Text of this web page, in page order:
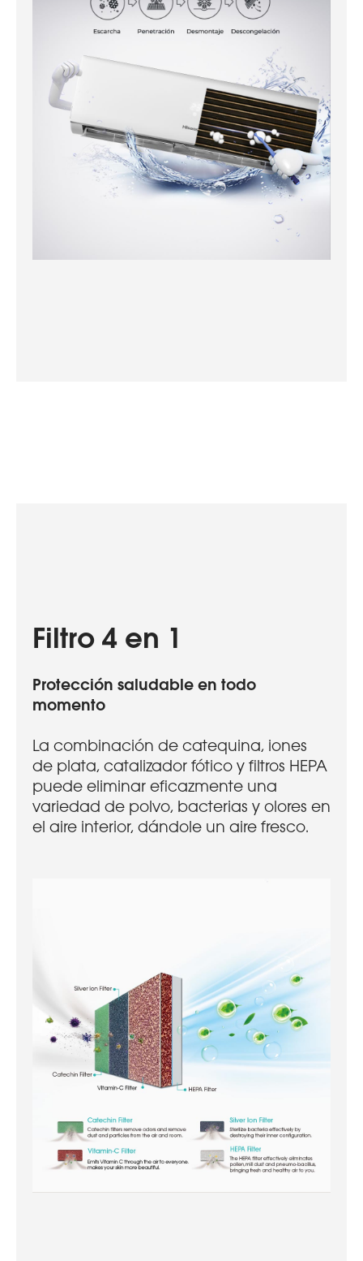
Filtro 4 en 1
Protección saludable en todo
momento
La combinación de catequina, iones
de plata, catalizador fótico y filtros HEPA
puede eliminar eficazmente una
variedad de polvo, bacterias y olores en
el aire interior, dándole un aire fresco.